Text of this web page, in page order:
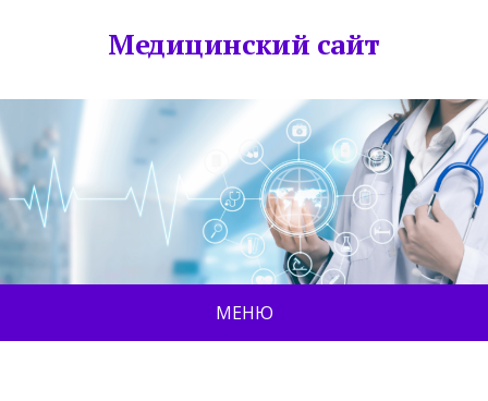
Медицинский сайт
МЕНЮ